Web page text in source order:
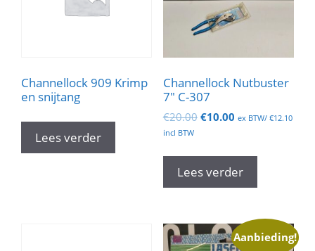
Channellock 909 Krimp
en snijtang
Lees verder
Channellock Nutbuster
7″ C-307
€20.00 Oorspronkelijke
€20.00.
€10.00Huidige
€10.00.
ex BTW/ €12.10
incl BTW
Lees verder
Aanbieding!